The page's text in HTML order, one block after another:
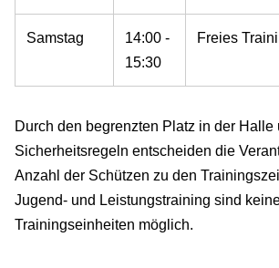
Samstag
14:00 -
15:30
Freies
Durch den begrenzten Platz in der Halle
Sicherheitsregeln entscheiden die
Anzahl der Schützen zu den
Jugend- und Leistungstraining sind
Trainingseinheiten möglich.